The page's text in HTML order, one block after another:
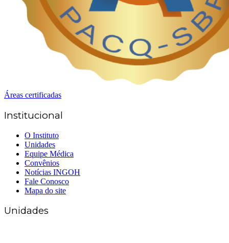
Áreas certificadas
Institucional
O Instituto
Unidades
Equipe Médica
Convênios
Notícias INGOH
Fale Conosco
Mapa do site
Unidades